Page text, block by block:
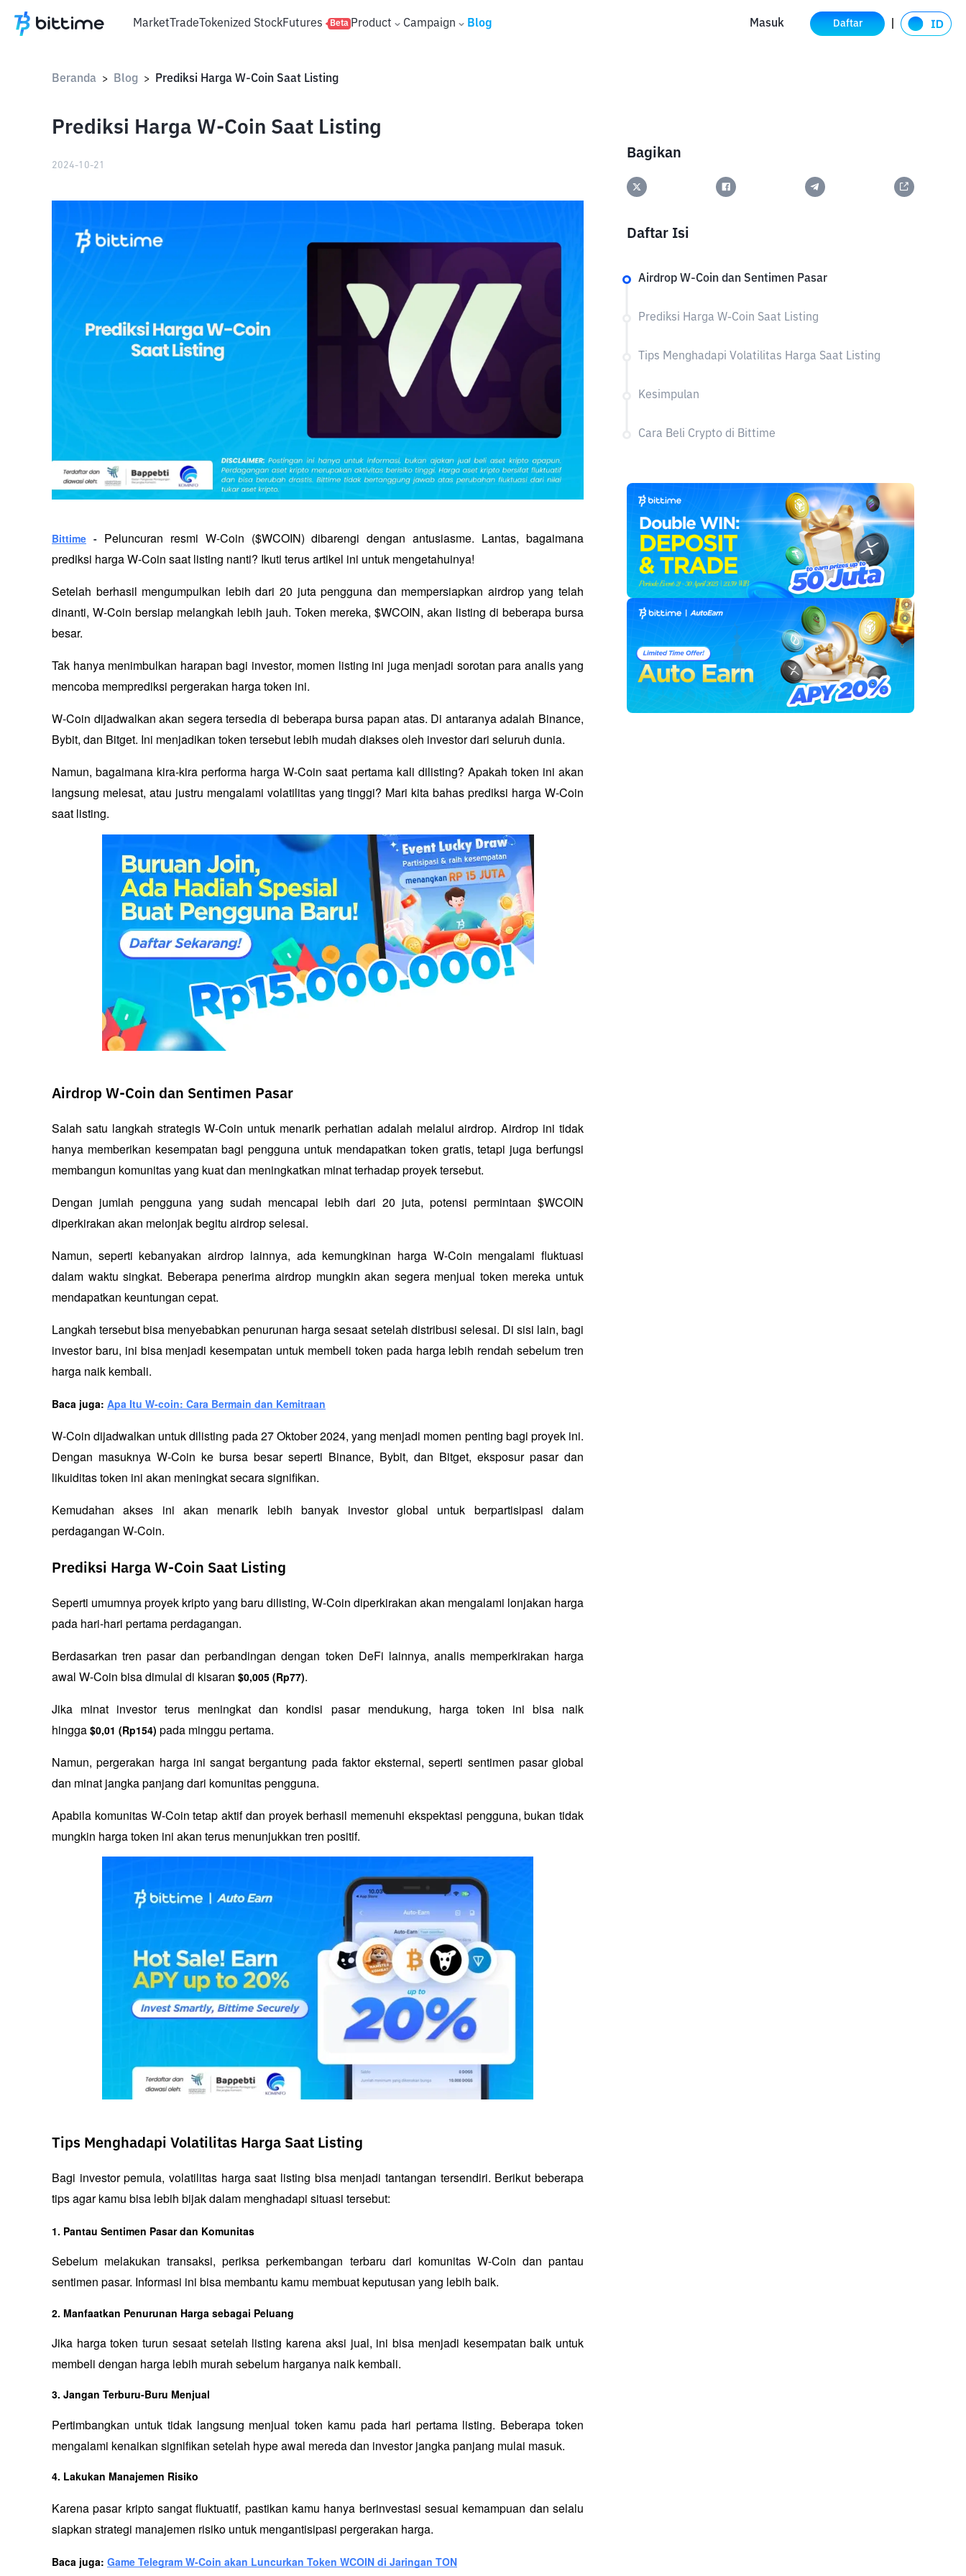
MarketTradeTokenized StockFutures Beta Product Campaign Blog Masuk Daftar
Beranda > Blog > Prediksi Harga W-Coin Saat Listing
Prediksi Harga W-Coin Saat Listing
2024-10-21
Bittime - Peluncuran resmi W-Coin ($WCOIN) dibarengi dengan antusiasme. Lantas, bagaimana
prediksi harga W-Coin saat listing nanti? Ikuti terus artikel ini untuk mengetahuinya!
Setelah berhasil mengumpulkan lebih dari 20 juta pengguna dan mempersiapkan airdrop yang telah
dinanti, W-Coin bersiap melangkah lebih jauh. Token mereka, $WCOIN, akan listing di beberapa bursa
besar.
Tak hanya menimbulkan harapan bagi investor, momen listing ini juga menjadi sorotan para analis yang
mencoba memprediksi pergerakan harga token ini.
W-Coin dijadwalkan akan segera tersedia di beberapa bursa papan atas. Di antaranya adalah Binance,
Bybit, dan Bitget. Ini menjadikan token tersebut lebih mudah diakses oleh investor dari seluruh dunia.
Namun, bagaimana kira-kira performa harga W-Coin saat pertama kali dilisting? Apakah token ini akan
langsung melesat, atau justru mengalami volatilitas yang tinggi? Mari kita bahas prediksi harga W-Coin
saat listing.
Airdrop W-Coin dan Sentimen Pasar
Salah satu langkah strategis W-Coin untuk menarik perhatian adalah melalui airdrop. Airdrop ini tidak
hanya memberikan kesempatan bagi pengguna untuk mendapatkan token gratis, tetapi juga berfungsi
membangun komunitas yang kuat dan meningkatkan minat terhadap proyek tersebut.
Dengan jumlah pengguna yang sudah mencapai lebih dari 20 juta, potensi permintaan $WCOIN
diperkirakan akan melonjak begitu airdrop selesai.
Namun, seperti kebanyakan airdrop lainnya, ada kemungkinan harga W-Coin mengalami fluktuasi
dalam waktu singkat. Beberapa penerima airdrop mungkin akan segera menjual token mereka untuk
mendapatkan keuntungan cepat.
Langkah tersebut bisa menyebabkan penurunan harga sesaat setelah distribusi selesai. Di sisi lain, bagi
investor baru, ini bisa menjadi kesempatan untuk membeli token pada harga lebih rendah sebelum tren
harga naik kembali.
Baca juga: Apa Itu W-coin: Cara Bermain dan Kemitraan
W-Coin dijadwalkan untuk dilisting pada 27 Oktober 2024, yang menjadi momen penting bagi proyek ini.
Dengan masuknya W-Coin ke bursa besar seperti Binance, Bybit, dan Bitget, eksposur pasar dan
likuiditas token ini akan meningkat secara signifikan.
Kemudahan akses ini akan menarik lebih banyak investor global untuk berpartisipasi dalam
perdagangan W-Coin.
Prediksi Harga W-Coin Saat Listing
Seperti umumnya proyek kripto yang baru dilisting, W-Coin diperkirakan akan mengalami lonjakan harga
pada hari-hari pertama perdagangan.
Berdasarkan tren pasar dan perbandingan dengan token DeFi lainnya, analis memperkirakan harga
awal W-Coin bisa dimulai di kisaran $0,005 (Rp77).
Jika minat investor terus meningkat dan kondisi pasar mendukung, harga token ini bisa naik
hingga $0,01 (Rp154) pada minggu pertama.
Namun, pergerakan harga ini sangat bergantung pada faktor eksternal, seperti sentimen pasar global
dan minat jangka panjang dari komunitas pengguna.
Apabila komunitas W-Coin tetap aktif dan proyek berhasil memenuhi ekspektasi pengguna, bukan tidak
mungkin harga token ini akan terus menunjukkan tren positif.
Tips Menghadapi Volatilitas Harga Saat Listing
Bagi investor pemula, volatilitas harga saat listing bisa menjadi tantangan tersendiri. Berikut beberapa
tips agar kamu bisa lebih bijak dalam menghadapi situasi tersebut:
1. Pantau Sentimen Pasar dan Komunitas
Sebelum melakukan transaksi, periksa perkembangan terbaru dari komunitas W-Coin dan pantau
sentimen pasar. Informasi ini bisa membantu kamu membuat keputusan yang lebih baik.
2. Manfaatkan Penurunan Harga sebagai Peluang
Jika harga token turun sesaat setelah listing karena aksi jual, ini bisa menjadi kesempatan baik untuk
membeli dengan harga lebih murah sebelum harganya naik kembali.
3. Jangan Terburu-Buru Menjual
Pertimbangkan untuk tidak langsung menjual token kamu pada hari pertama listing. Beberapa token
mengalami kenaikan signifikan setelah hype awal mereda dan investor jangka panjang mulai masuk.
4. Lakukan Manajemen Risiko
Karena pasar kripto sangat fluktuatif, pastikan kamu hanya berinvestasi sesuai kemampuan dan selalu
siapkan strategi manajemen risiko untuk mengantisipasi pergerakan harga.
Baca juga: Game Telegram W-Coin akan Luncurkan Token WCOIN di Jaringan TON
Bagikan
Daftar Isi
Airdrop W-Coin dan Sentimen Pasar
Prediksi Harga W-Coin Saat Listing
Tips Menghadapi Volatilitas Harga Saat Listing
Kesimpulan
Cara Beli Crypto di Bittime